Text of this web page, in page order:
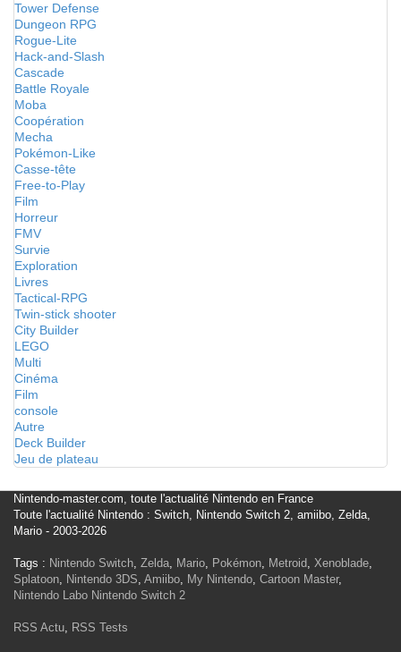
Tower Defense
Dungeon RPG
Rogue-Lite
Hack-and-Slash
Cascade
Battle Royale
Moba
Coopération
Mecha
Pokémon-Like
Casse-tête
Free-to-Play
Film
Horreur
FMV
Survie
Exploration
Livres
Tactical-RPG
Twin-stick shooter
City Builder
LEGO
Multi
Cinéma
Film
console
Autre
Deck Builder
Jeu de plateau
Nintendo-master.com, toute l'actualité Nintendo en France
Toute l'actualité Nintendo : Switch, Nintendo Switch 2, amiibo, Zelda,
Mario - 2003-2026
Tags : Nintendo Switch, Zelda, Mario, Pokémon, Metroid, Xenoblade,
Splatoon, Nintendo 3DS, Amiibo, My Nintendo, Cartoon Master,
Nintendo Labo Nintendo Switch 2
RSS Actu, RSS Tests